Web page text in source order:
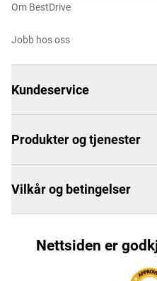
Om BestDrive
Jobb hos oss
Kundeservice
Produkter og tjenester
Vilkår og betingelser
Nettsiden er